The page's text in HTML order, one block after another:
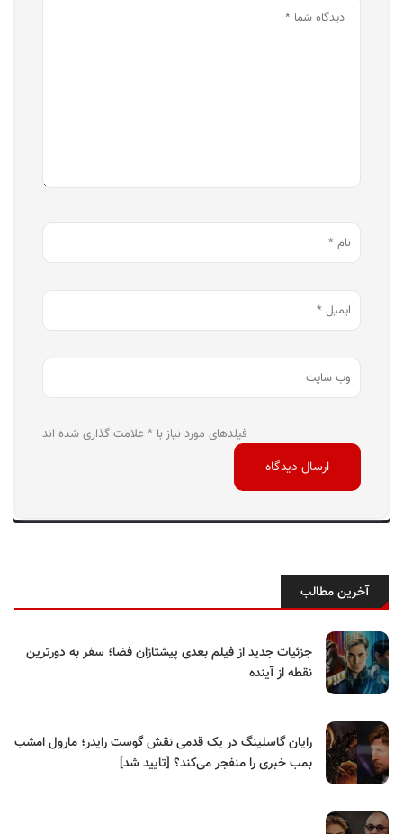
فیلدهای مورد نیاز با * علامت گذاری شده اند
آخرین مطالب
جزئیات جدید از فیلم بعدی پیشتازان فضا؛ سفر به دورترین
نقطه از آینده
رایان گاسلینگ در یک قدمی نقش گوست رایدر؛ مارول امشب
بمب خبری را منفجر می‌کند؟ [تایید شد]